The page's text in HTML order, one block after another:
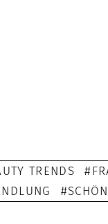
TRENDS